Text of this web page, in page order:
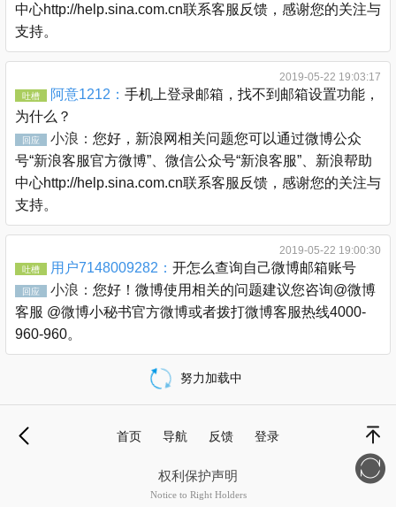
中心http://help.sina.com.cn联系客服反馈，感谢您的关注与
支持。
2019-05-22 19:03:17
吐槽 阿意1212： 手机上登录邮箱，找不到邮箱设置功能，
为什么？
回应 小浪： 您好，新浪网相关问题您可以通过微博公众
号“新浪客服官方微博”、微信公众号“新浪客服”、新浪帮助
中心http://help.sina.com.cn联系客服反馈，感谢您的关注与
支持。
2019-05-22 19:00:30
吐槽 用户7148009282： 开怎么查询自己微博邮箱账号
回应 小浪： 您好！微博使用相关的问题建议您咨询@微博
客服 @微博小秘书官方微博或者拨打微博客服热线4000-
960-960。
载
更
努力加载中
顶部
首页 导航 反馈 登录
权利保护声明
Notice to Right Holders